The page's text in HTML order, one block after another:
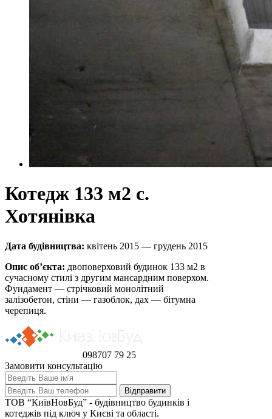
Котедж 133 м2 с.
Хотянівка
Дата будівництва: квітень 2015 — грудень 2015
Опис об’єкта: двоповерховий будинок 133 м2 в
сучасному стилі з другим мансардним поверхом.
Фундамент — стрічковий монолітний
залізобетон, стіни — газоблок, дах — бітумна
черепиця.
098707 79 25
Замовити консультацію
ТОВ “КиївНовБуд” - будівництво будинків і
котеджів під ключ у Києві та області.